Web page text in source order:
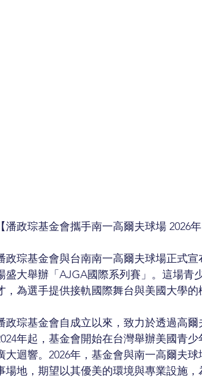
【潘政琮基金會攜手南一高爾夫球場 2026
政琮基金會與台南南一高爾夫球場正式
盛大舉辦「AJGA國際系列賽」。這場青
，為選手提供接軌國際舞台與美國大學
政琮基金會自成立以來，致力於透過高
年起，基金會開始在台灣舉辦美國青
大迴響。2026年，基金會與南一高爾夫
場地，期望以其優美的環境與專業設施，